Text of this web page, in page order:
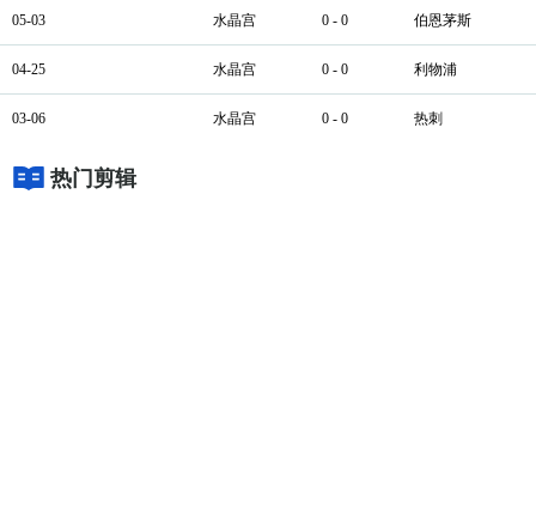
05-03 水晶宫 0 - 0 伯恩茅斯
04-25 水晶宫 0 - 0 利物浦
03-06 水晶宫 0 - 0 热刺
热门剪辑